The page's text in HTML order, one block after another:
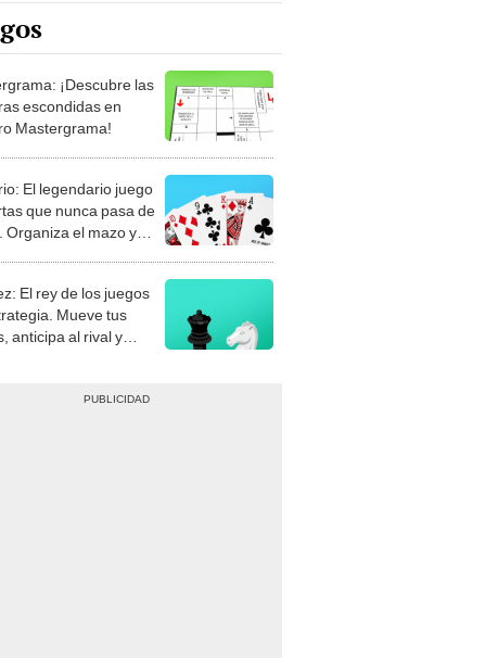
¡Descubre las
escondidas en
Mastergrama!
El legendario juego
que nunca pasa de
Organiza el mazo y
El rey de los juegos
Mueve tus
anticipa al rival y